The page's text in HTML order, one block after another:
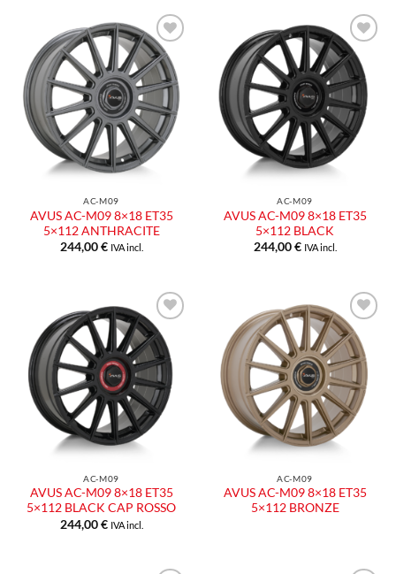
Aggiungi
alla lista
dei
desideri
AC-M09
AVUS AC-M09 8×18 ET35
5×112 ANTHRACITE
244,00€ IVA incl.
Aggiungi
alla lista
dei
desideri
AC-M09
AVUS AC-M09 8×18 ET35
5×112 BLACK
244,00€ IVA incl.
Aggiungi
alla lista
dei
desideri
AC-M09
AVUS AC-M09 8×18 ET35
5×112 BLACK CAP ROSSO
244,00€ IVA incl.
Aggiungi
alla lista
dei
desideri
AC-M09
AVUS AC-M09 8×18 ET35
5×112 BRONZE